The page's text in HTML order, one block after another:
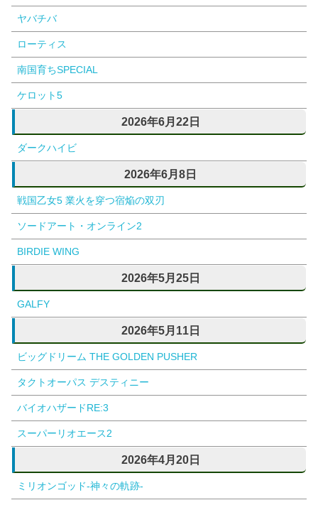
ヤバチバ
ローティス
南国育ちSPECIAL
ケロット5
2026年6月22日
ダークハイビ
2026年6月8日
戦国乙女5 業火を穿つ宿焔の双刃
ソードアート・オンライン2
BIRDIE WING
2026年5月25日
GALFY
2026年5月11日
ビッグドリーム THE GOLDEN PUSHER
タクトオーパス デスティニー
バイオハザードRE:3
スーパーリオエース2
2026年4月20日
ミリオンゴッド-神々の軌跡-